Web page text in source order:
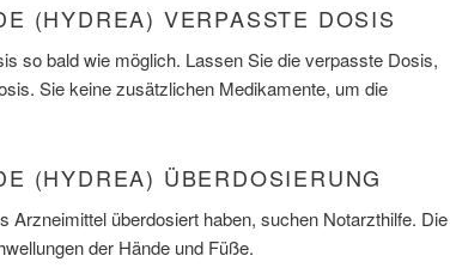
(HYDREA) VERPASSTE DOSIS
so bald wie möglich. Lassen Sie die verpasste Dosis,
Sie keine zusätzlichen Medikamente, um die
(HYDREA) ÜBERDOSIERUNG
Arzneimittel überdosiert haben, suchen Notarzthilfe. Die
der Hände und Füße.